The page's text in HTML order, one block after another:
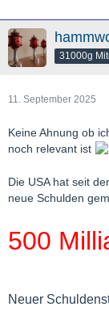
31000g
11. September 2025
Keine Ahnung ob
noch relevant ist
Die USA hat seit
neue Schulden
500
Neuer